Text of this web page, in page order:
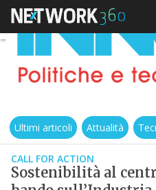
Ultimi articoli Attualità
CALL FOR ACTION
Sostenibilità al